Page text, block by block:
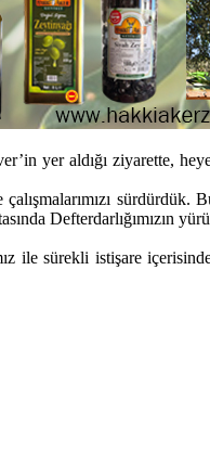
yer aldığı ziyarette,
sürdürdük.
Defterdarlığımızın
sürekli istişare